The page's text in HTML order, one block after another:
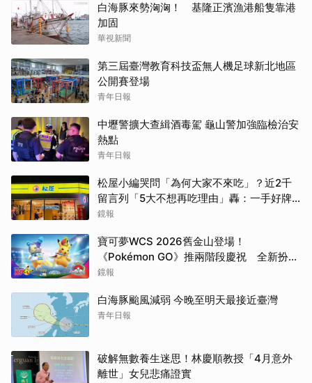
白海豚來勢洶洶！ 基隆正濱漁港船隻靠港
加固
華視新聞
第三屆臺灣教育科技盃無人機足球新北地區
公開賽登場
青年日報
中壢警擴大查緝酒毒駕 龜山警加強臨檢治安
熱點
青年日報
松屋小編哭問「為何大家不來吃」？近2千
留言列「5大不想再吃理由」轟：一手好牌
打到爛
鏡報
寶可夢WCS 2026舊金山登場！
《Pokémon GO》推兩階段慶祝 全新扮裝
皮卡丘亮相
鏡報
白海豚颱風減弱 今晚至明天最接近臺灣
青年日報
破解無數養生迷思！林慶順教授「4月意外
離世」女兒悲痛證實